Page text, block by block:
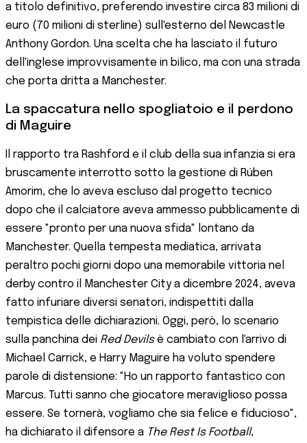
a titolo definitivo, preferendo investire circa 83 milioni di
euro (70 milioni di sterline) sull'esterno del Newcastle
Anthony Gordon. Una scelta che ha lasciato il futuro
dell'inglese improvvisamente in bilico, ma con una strada
che porta dritta a Manchester.
La spaccatura nello spogliatoio e il perdono
di Maguire
Il rapporto tra Rashford e il club della sua infanzia si era
bruscamente interrotto sotto la gestione di Rúben
Amorim, che lo aveva escluso dal progetto tecnico
dopo che il calciatore aveva ammesso pubblicamente di
essere "pronto per una nuova sfida" lontano da
Manchester. Quella tempesta mediatica, arrivata
peraltro pochi giorni dopo una memorabile vittoria nel
derby contro il Manchester City a dicembre 2024, aveva
fatto infuriare diversi senatori, indispettiti dalla
tempistica delle dichiarazioni. Oggi, però, lo scenario
sulla panchina dei Red Devilsè cambiato con l'arrivo di
Michael Carrick, e Harry Maguire ha voluto spendere
parole di distensione: "Ho un rapporto fantastico con
Marcus. Tutti sanno che giocatore meraviglioso possa
essere. Se tornerà, vogliamo che sia felice e fiducioso",
ha dichiarato il difensore a The Rest Is Football,